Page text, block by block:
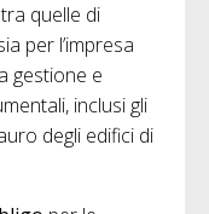
quelle di
per l’impresa
gestione e
inclusi gli
degli edifici di